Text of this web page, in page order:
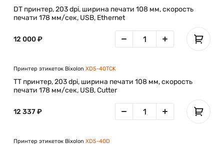
DT принтер, 203 dpi, ширина печати 108 мм, скорость
печати 178 мм/сек, USB, Ethernet
12 000 ₽
Принтер этикеток Bixolon XD5-40TCK
TT принтер, 203 dpi, ширина печати 108 мм, скорость
печати 178 мм/сек, USB, Cutter
12 337 ₽
Принтер этикеток Bixolon XD5-40D